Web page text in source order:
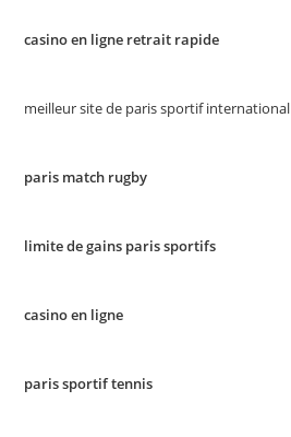
casino en ligne retrait rapide
meilleur site de paris sportif international
paris match rugby
limite de gains paris sportifs
casino en ligne
paris sportif tennis